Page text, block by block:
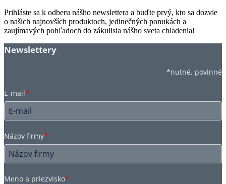
Prihláste sa k odberu nášho newslettera a buďte prvý, kto sa dozvie
o našich najnovších produktoch, jedinečných ponukách a
zaujímavých pohľadoch do zákulisia nášho sveta chladenia!
Newslettery
*nutné, povinné
E-mail*
Názov firmy*
Meno a priezvisko*